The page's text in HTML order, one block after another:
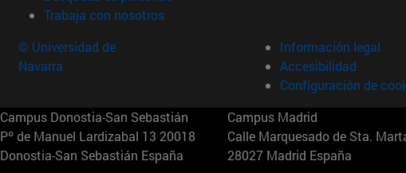
Trabaja con nosotros(abre en nueva ventana)
© Universidad de
Navarra
Información legal
Accesibilidad
Configuración de
Campus Donostia-San Sebastián
Pº de Manuel Lardizabal 13 20018
Donostia-San Sebastián España
Campus Madrid
Calle Marquesado de Sta.
28027 Madrid España